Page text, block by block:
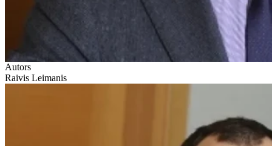
Autors
Raivis Leimanis